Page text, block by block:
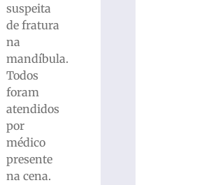
suspeita
de fratura
na
mandíbula.
Todos
foram
atendidos
por
médico
presente
na cena.